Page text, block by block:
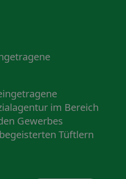
im Bereich
Gewerbes
Tüftlern